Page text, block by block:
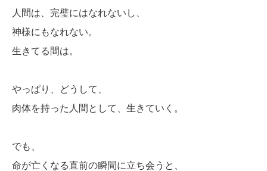
人間は、完璧にはなれないし、
神様にもなれない。
生きてる間は。
やっぱり、どうして、
肉体を持った人間として、生きていく。
でも、
命が亡くなる直前の瞬間に立ち会うと、